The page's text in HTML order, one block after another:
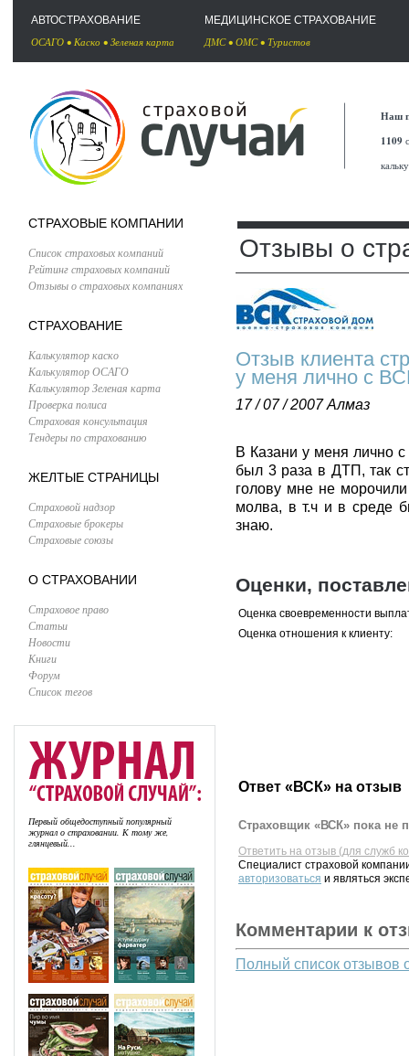
АВТОСТРАХОВАНИЕ
ОСАГО • Каско • Зеленая карта
МЕДИЦИНСКОЕ СТРАХОВАНИЕ
ДМС• ОМС• Туристов
Наш
1109
СТРАХОВЫЕ КОМПАНИИ
Список страховых компаний
Рейтинг страховых компаний
Отзывы о страховых компаниях
СТРАХОВАНИЕ
Калькулятор каско
Калькулятор ОСАГО
Калькулятор Зеленая карта
Проверка полиса
Страховая консультация
Тендеры по страхованию
ЖЕЛТЫЕ СТРАНИЦЫ
Страховой надзор
Страховые брокеры
Страховые союзы
О СТРАХОВАНИИ
Страховое право
Статьи
Новости
Книги
Форум
Список тегов
Первый общедоступный популярный
журнал о страховании. К тому же,
глянцевый...
Отзывы о
Отзыв клиента
у меня лично с
17 / 07 / 2007Алмаз
В Казани у меня лично
был 3 раза в ДТП, так
голову мне не
молва, в т.ч и в среде
знаю.
Оценки,
Оценка своевременности
Оценка отношения к клиенту:
Ответ «ВСК» на отзыв
Страховщик «ВСК» пока не
Ответить на отзыв (для служб
Специалист страховой
авторизоваться и являться
Комментарии к
Полный список отзывов